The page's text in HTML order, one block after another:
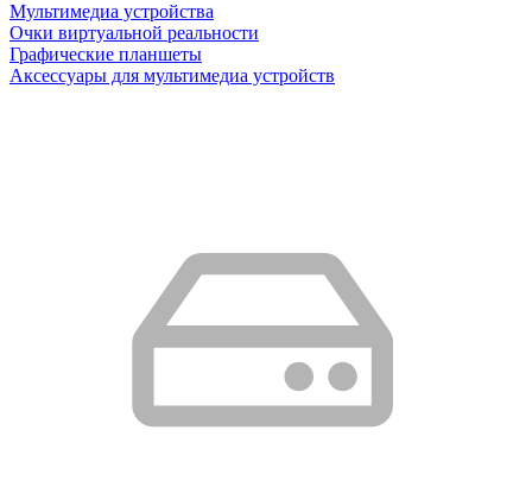
Мультимедиа устройства
Очки виртуальной реальности
Графические планшеты
Аксессуары для мультимедиа устройств